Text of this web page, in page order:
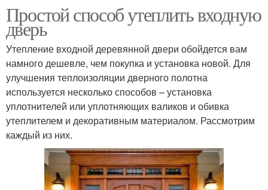
Простой способ утеплить входную
дверь
Утепление входной деревянной двери обойдется вам
намного дешевле, чем покупка и установка новой. Для
улучшения теплоизоляции дверного полотна
используется несколько способов – установка
уплотнителей или уплотняющих валиков и обивка
утеплителем и декоративным материалом. Рассмотрим
каждый из них.